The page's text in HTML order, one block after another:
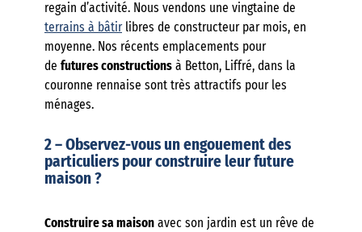
regain d’activité. Nous vendons une vingtaine de
terrains à bâtirlibres de constructeur par mois, en
moyenne. Nos récents emplacements pour
de futures constructions à Betton, Liffré, dans la
couronne rennaise sont très attractifs pour les
ménages.
2 – Observez-vous un engouement des
particuliers pour construire leur future
maison ?
Construire sa maison avec son jardin est un rêve de